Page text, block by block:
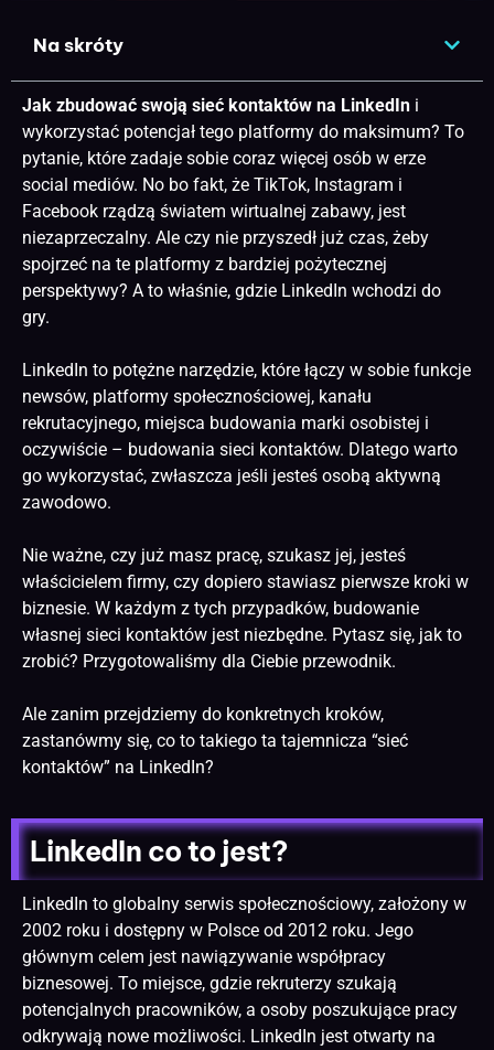
Na skróty
Jak zbudować swoją sieć kontaktów na LinkedIn i
wykorzystać potencjał tego platformy do maksimum? To
pytanie, które zadaje sobie coraz więcej osób w erze
social mediów. No bo fakt, że TikTok, Instagram i
Facebook rządzą światem wirtualnej zabawy, jest
niezaprzeczalny. Ale czy nie przyszedł już czas, żeby
spojrzeć na te platformy z bardziej pożytecznej
perspektywy? A to właśnie, gdzie LinkedIn wchodzi do
gry.
LinkedIn to potężne narzędzie, które łączy w sobie funkcje
newsów, platformy społecznościowej, kanału
rekrutacyjnego, miejsca budowania marki osobistej i
oczywiście – budowania sieci kontaktów. Dlatego warto
go wykorzystać, zwłaszcza jeśli jesteś osobą aktywną
zawodowo.
Nie ważne, czy już masz pracę, szukasz jej, jesteś
właścicielem firmy, czy dopiero stawiasz pierwsze kroki w
biznesie. W każdym z tych przypadków, budowanie
własnej sieci kontaktów jest niezbędne. Pytasz się, jak to
zrobić? Przygotowaliśmy dla Ciebie przewodnik.
Ale zanim przejdziemy do konkretnych kroków,
zastanówmy się, co to takiego ta tajemnicza “sieć
kontaktów” na LinkedIn?
LinkedIn co to jest?
LinkedIn to globalny serwis społecznościowy, założony w
2002 roku i dostępny w Polsce od 2012 roku. Jego
głównym celem jest nawiązywanie współpracy
biznesowej. To miejsce, gdzie rekruterzy szukają
potencjalnych pracowników, a osoby poszukujące pracy
odkrywają nowe możliwości. LinkedIn jest otwarty na